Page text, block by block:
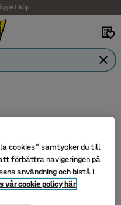
köp
Sortera
cookies" samtycker du till
förbättra navigeringen på
användning och bistå i
vår cookie policy här